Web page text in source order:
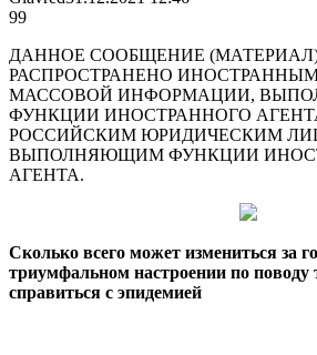
99
ДАННОЕ СООБЩЕНИЕ
РАСПРОСТРАНЕНО
МАССОВОЙ ИНФОРМАЦИИ,
ФУНКЦИИ ИНОСТРАННОГО
РОССИЙСКИМ ЮРИДИЧЕСКИМ
ВЫПОЛНЯЮЩИМ ФУНКЦИИ
АГЕНТА.
Сколько всего может измениться за
триумфальном настроении по поводу
справиться с эпидемией